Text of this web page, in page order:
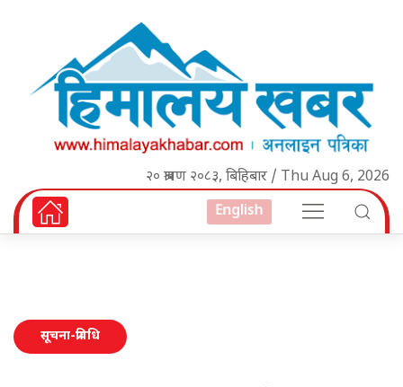
२० श्रावण २०८३, बिहिबार / Thu Aug 6, 2026
English
सूचना-प्रविधि